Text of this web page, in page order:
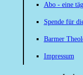
Abo - eine
Spende für
Barmer
Impressum